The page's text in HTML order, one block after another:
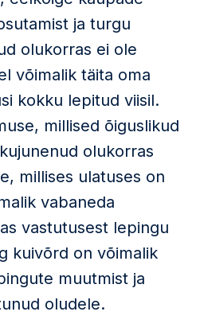
ja turgu
olukorras ei ole
võimalik täita oma
kokku lepitud viisil.
millised õiguslikud
olukorras
millises ulatuses on
vabaneda
vastutusest lepingu
kuivõrd on võimalik
muutmist ja
oludele.